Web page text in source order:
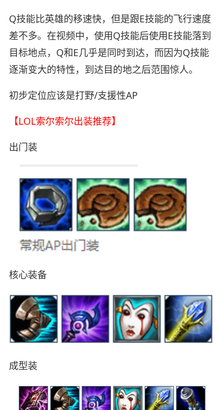
Q技能比英雄的移速快，但是跟E技能的飞行速度
差不多。在视频中，使用Q技能后使用E技能落到
目标地点，Q和E几乎是同时到达，而因为Q技能
逐渐变大的特性，到达目的地之后范围惊人。
初步定位应该是打野/支援性AP
【LOL索尔索尔出装推荐】
出门装
核心装备
成型装